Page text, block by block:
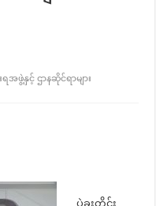
အဖွဲ့နှင့် ဌာနဆိုင်ရာများ
ပဲခူးတိုင်း